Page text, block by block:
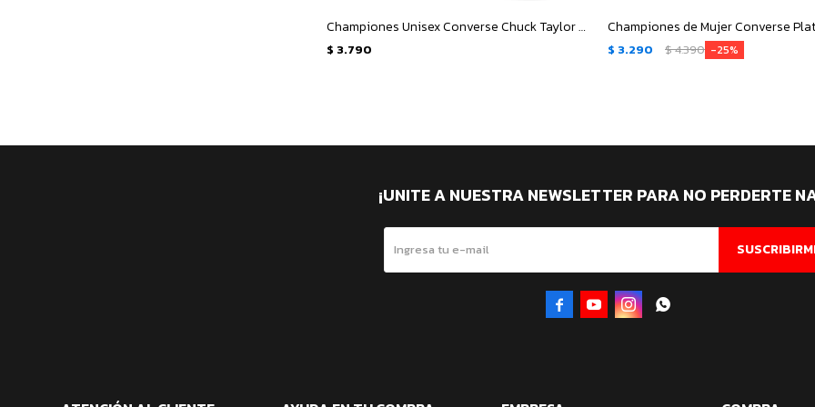
Championes Unisex Converse Chuck Taylor All Star - Rojo - Blanco
$ 3.790 $ 3.290 $4.390 25
¡UNITE A NUESTRA NEWSLETTER PARA NO PERDERTE
   